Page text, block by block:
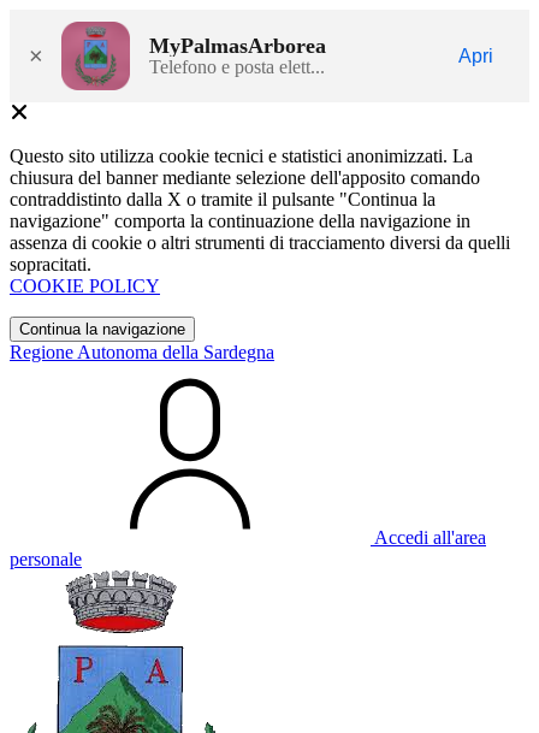
× MyPalmasArborea
Telefono e posta elett...
Apri
Questo sito utilizza cookie tecnici e statistici anonimizzati. La
chiusura del banner mediante selezione dell'apposito comando
contraddistinto dalla X o tramite il pulsante "Continua la
navigazione" comporta la continuazione della navigazione in
assenza di cookie o altri strumenti di tracciamento diversi da quelli
sopracitati.
COOKIE POLICY
Continua la navigazione
Regione Autonoma della Sardegna
Accedi all'area
personale